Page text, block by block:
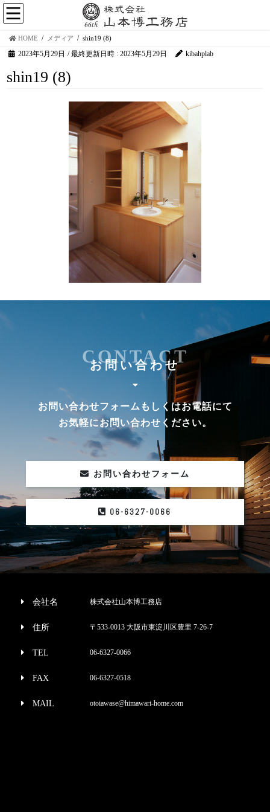
HOME メディア shin19 (8)
2023年5月29日 / 最終更新日時 :2023年5月29日 kibahplab
shin19 (8)
お問い合わせ
CONTACT
お問い合わせフォームもしくはお電話にて
お気軽にお問い合わせください。
お問い合わせフォーム
06-6327-0066
会社名 株式会社山本博工務店
住所 〒533-0013 大阪市東淀川区豊里 7-26-7
TEL 06-6327-0066
FAX 06-6327-0518
MAIL otoiawase@himawari-home.com